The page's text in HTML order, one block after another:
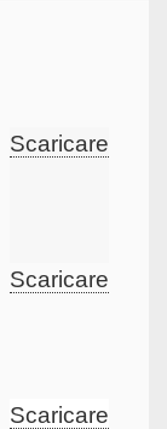
Scaricare
Scaricare
Scaricare